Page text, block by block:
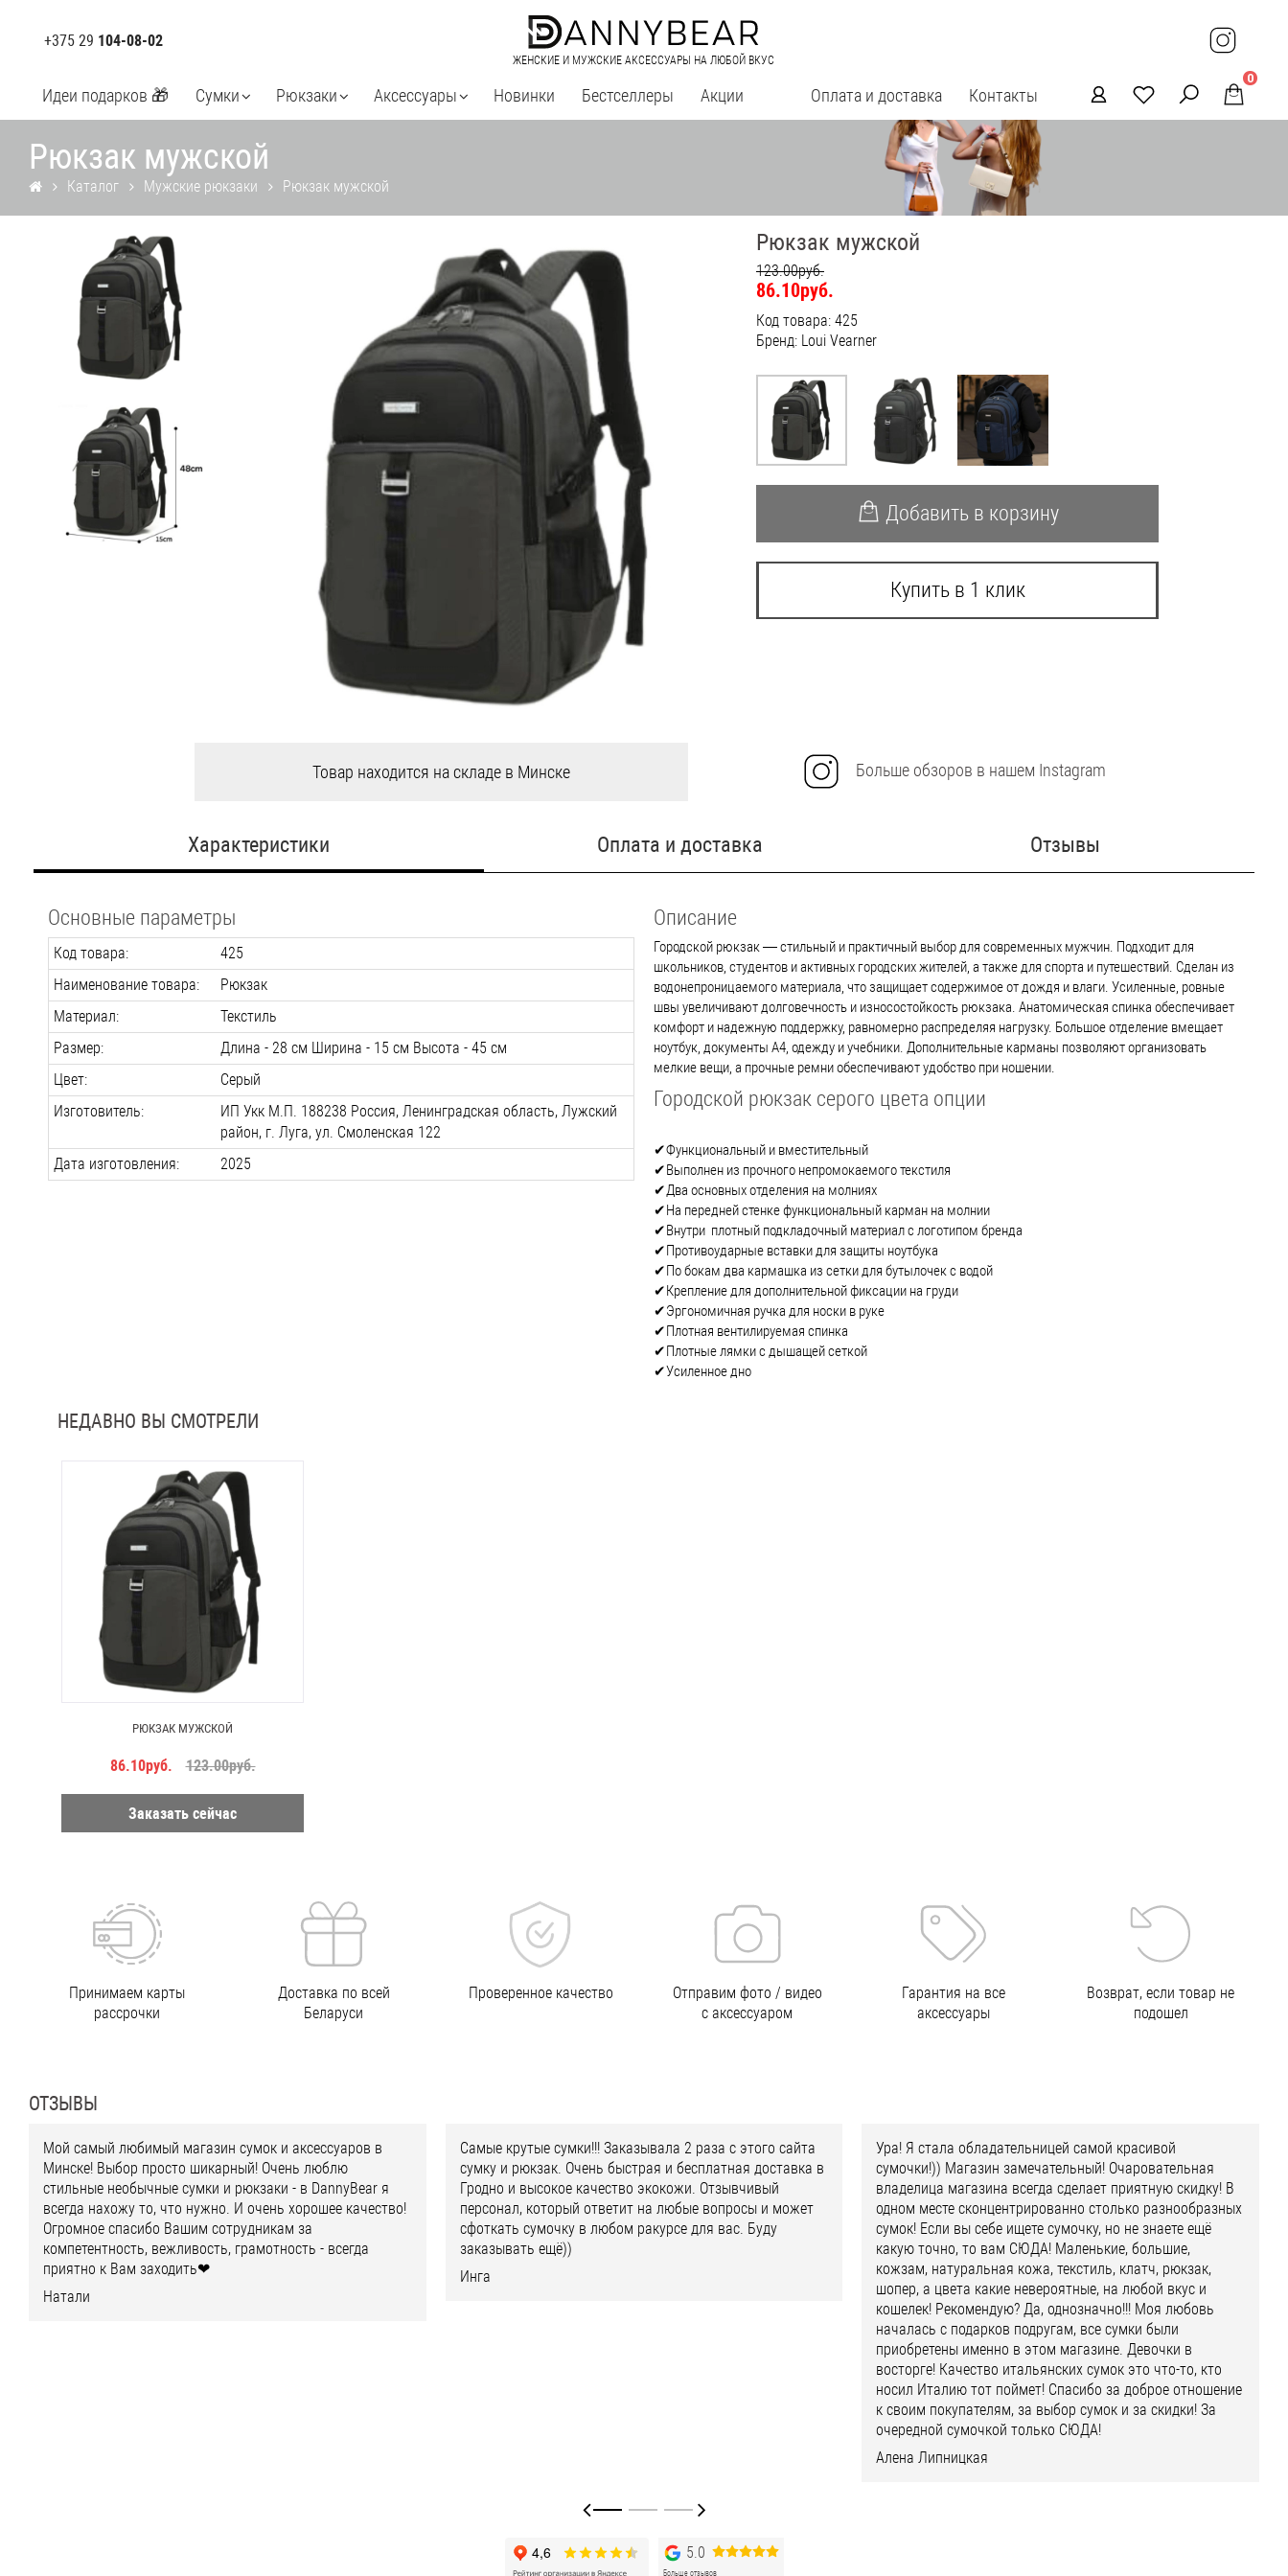
+375 29 104-08-02
ЖЕНСКИЕ И МУЖСКИЕ АКСЕССУАРЫ НА ЛЮБОЙ ВКУС
Идеи подарков 🎁 Сумки Рюкзаки Аксессуары Новинки Бестселлеры Акции Оплата и доставка Контакты
0
Рюкзак мужской
Каталог Мужские рюкзаки Рюкзак мужской
Рюкзак мужской
123.00руб.
86.10руб.
Код товара: 425
Бренд: Loui Vearner
Добавить в корзину
Купить в 1 клик
Товар находится на складе в Минске Больше обзоров в нашем Instagram
Характеристики Оплата и доставка Отзывы
Основные параметры
Код товара:
425
Наименование товара:
Рюкзак
Материал:
Текстиль
Размер:
Длина - 28 см Ширина - 15 см Высота - 45 см
Цвет:
Серый
Изготовитель:
ИП Укк М.П. 188238 Россия, Ленинградская область, Лужский
район, г. Луга, ул. Смоленская 122
Дата изготовления:
2025
Описание
Городской рюкзак — стильный и практичный выбор для современных мужчин. Подходит для
школьников, студентов и активных городских жителей, а также для спорта и путешествий. Сделан из
водонепроницаемого материала, что защищает содержимое от дождя и влаги. Усиленные, ровные
швы увеличивают долговечность и износостойкость рюкзака. Анатомическая спинка обеспечивает
комфорт и надежную поддержку, равномерно распределяя нагрузку. Большое отделение вмещает
ноутбук, документы А4, одежду и учебники. Дополнительные карманы позволяют организовать
мелкие вещи, а прочные ремни обеспечивают удобство при ношении.
Городской рюкзак серого цвета опции
✔Функциональный и вместительный
✔Выполнен из прочного непромокаемого текстиля
✔Два основных отделения на молниях
✔На передней стенке функциональный карман на молнии
✔Внутри плотный подкладочный материал с логотипом бренда
✔Противоударные вставки для защиты ноутбука
✔По бокам два кармашка из сетки для бутылочек с водой
✔Крепление для дополнительной фиксации на груди
✔Эргономичная ручка для носки в руке
✔Плотная вентилируемая спинка
✔Плотные лямки с дышащей сеткой
✔Усиленное дно
НЕДАВНО ВЫ СМОТРЕЛИ
РЮКЗАК МУЖСКОЙ
86.10руб. 123.00руб.
Заказать сейчас
Принимаем карты
рассрочки
Доставка по всей
Беларуси
Проверенное качество
Отправим фото / видео
с аксессуаром
Гарантия на все
аксессуары
Возврат, если товар не
подошел
ОТЗЫВЫ
Мой самый любимый магазин сумок и аксессуаров в
Минске! Выбор просто шикарный! Очень люблю
стильные необычные сумки и рюкзаки - в DannyBear я
всегда нахожу то, что нужно. И очень хорошее качество!
Огромное спасибо Вашим сотрудникам за
компетентность, вежливость, грамотность - всегда
приятно к Вам заходить❤
Натали
Самые крутые сумки!!! Заказывала 2 раза с этого сайта
сумку и рюкзак. Очень быстрая и бесплатная доставка в
Гродно и высокое качество экокожи. Отзывчивый
персонал, который ответит на любые вопросы и может
сфоткать сумочку в любом ракурсе для вас. Буду
заказывать ещё))
Инга
Ура! Я стала обладательницей самой красивой
сумочки!)) Магазин замечательный! Очаровательная
владелица магазина всегда сделает приятную скидку! В
одном месте сконцентрированно столько разнообразных
сумок! Если вы себе ищете сумочку, но не знаете ещё
какую точно, то вам СЮДА! Маленькие, большие,
кожзам, натуральная кожа, текстиль, клатч, рюкзак,
шопер, а цвета какие невероятные, на любой вкус и
кошелек! Рекомендую? Да, однозначно!!! Моя любовь
началась с подарков подругам, все сумки были
приобретены именно в этом магазине. Девочки в
восторге! Качество итальянских сумок это что-то, кто
носил Италию тот поймет! Спасибо за доброе отношение
к своим покупателям, за выбор сумок и за скидки! За
очередной сумочкой только СЮДА!
Алена Липницкая
5.0
Больше отзывов